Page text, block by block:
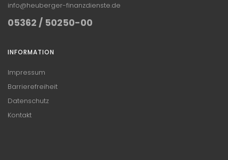
info@heuberger-finanzdienste.de
05362 / 50250-00
INFORMATION
Impressum
Barrierefreiheit
Datenschutz
Kontakt